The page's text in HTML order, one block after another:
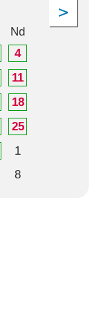
Nd
4
11
18
25
1
8